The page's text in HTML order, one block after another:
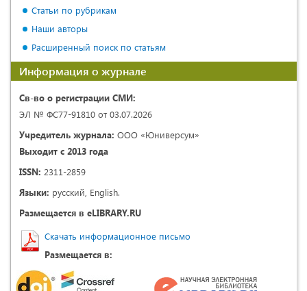
Статьи по рубрикам
Наши авторы
Расширенный поиск по статьям
Информация о журнале
Св-во о регистрации СМИ:
ЭЛ № ФС77-91810 от 03.07.2026
Учредитель журнала: ООО «Юниверсум»
Выходит с 2013 года
ISSN: 2311-2859
Языки: русский, English.
Размещается в eLIBRARY.RU
Скачать информационное письмо
Размещается в: